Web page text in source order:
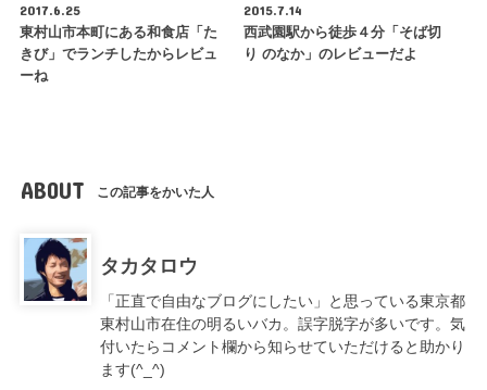
2017.6.25
東村山市本町にある和食店「た
きび」でランチしたからレビュ
ーね
2015.7.14
西武園駅から徒歩４分「そば切
り のなか」のレビューだよ
ABOUT この記事をかいた人
タカタロウ
「正直で自由なブログにしたい」と思っている東京都
東村山市在住の明るいバカ。誤字脱字が多いです。気
付いたらコメント欄から知らせていただけると助かり
ます(^_^)